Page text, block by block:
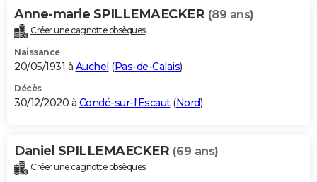
Anne-marie SPILLEMAECKER (89 ans)
Créer une cagnotte obsèques
Naissance
20/05/1931 à Auchel (Pas-de-Calais)
Décès
30/12/2020 à Condé-sur-l'Escaut(Nord)
Daniel SPILLEMAECKER (69 ans)
Créer une cagnotte obsèques